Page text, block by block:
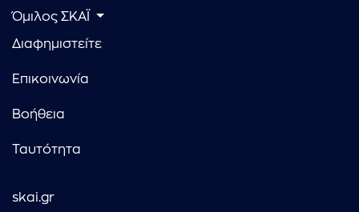
Όμιλος ΣΚΑΪ
Διαφημιστείτε
Επικοινωνία
Βοήθεια
Ταυτότητα
skai.gr